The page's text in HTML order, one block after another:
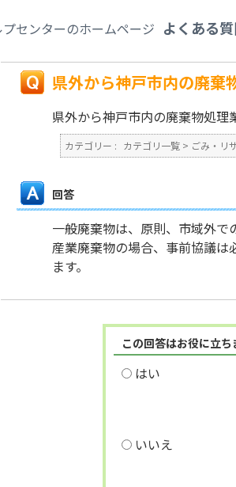
よくある
きは必要か。
県外から神戸市内の廃棄
県外から神戸市内の廃棄物処理
カテゴリー : カテゴリ一覧 > ごみ・リ
回答
一般廃棄物は、原則、市域外で
産業廃棄物の場合、事前協議は
ます。
この回答はお役に立ち
はい
いいえ